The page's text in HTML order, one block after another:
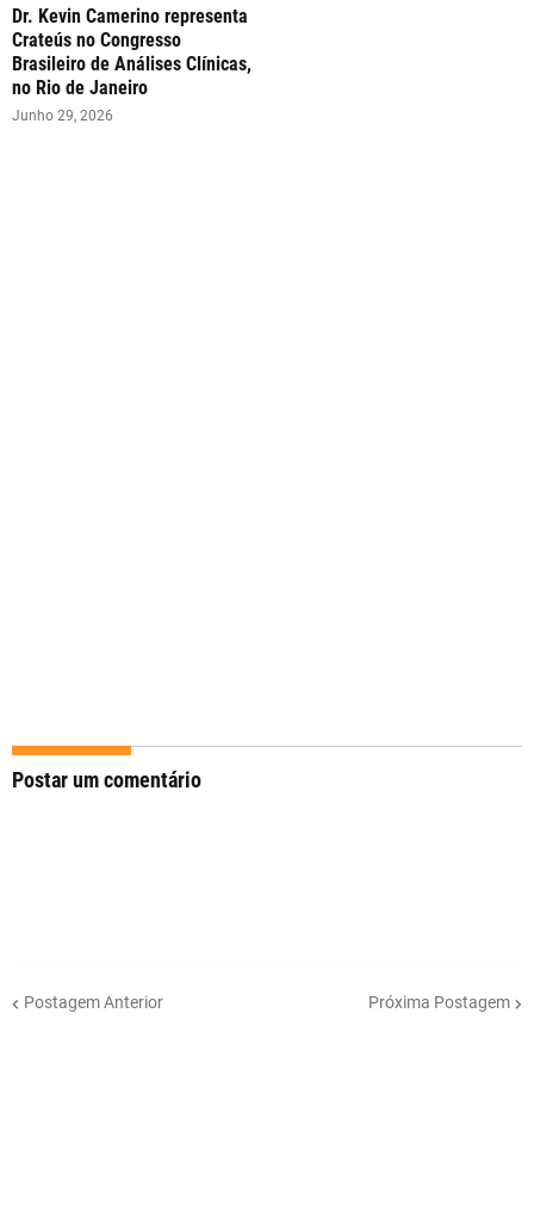
Dr. Kevin Camerino representa
Crateús no Congresso
Brasileiro de Análises Clínicas,
no Rio de Janeiro
Junho 29, 2026
Postar um comentário
Postagem Anterior Próxima Postagem